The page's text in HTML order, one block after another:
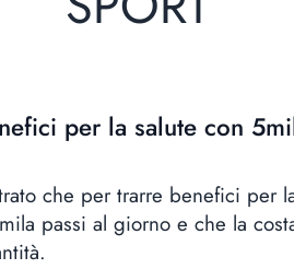
per la salute con
che per trarre benefici per
passi al giorno e che la